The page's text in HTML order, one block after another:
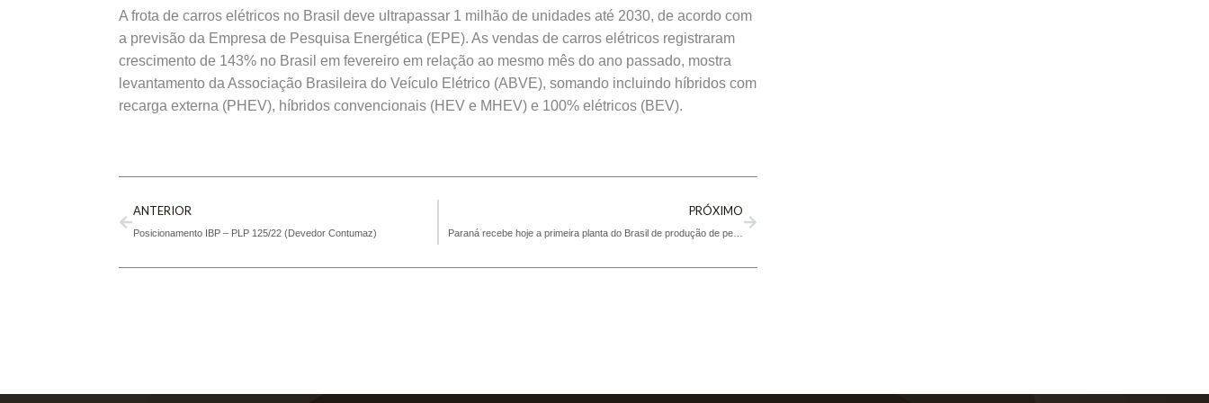
A frota de carros elétricos no Brasil deve ultrapassar 1 milhão de unidades até 2030, de acordo com
a previsão da Empresa de Pesquisa Energética (EPE). As vendas de carros elétricos registraram
crescimento de 143% no Brasil em fevereiro em relação ao mesmo mês do ano passado, mostra
levantamento da Associação Brasileira do Veículo Elétrico (ABVE), somando incluindo híbridos com
recarga externa (PHEV), híbridos convencionais (HEV e MHEV) e 100% elétricos (BEV).
ANTERIOR
Posicionamento IBP – PLP 125/22 (Devedor Contumaz)
PRÓXIMO